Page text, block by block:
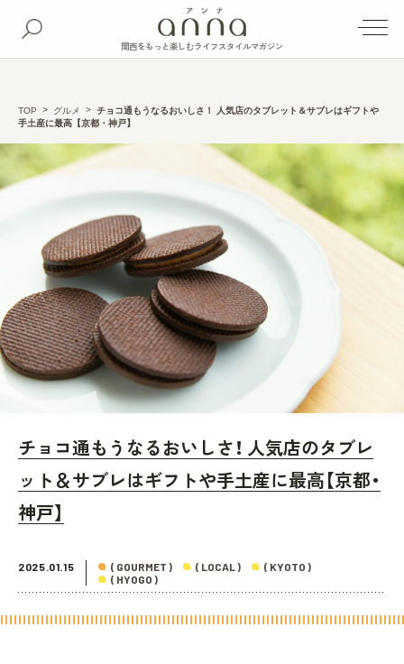
関西をもっと楽しむライフスタイルマガジン
TOP グルメ
チョコ通もうなるおいしさ！ 人気店のタブレット＆サブレはギフトや
手土産に最高【京都・神戸】
チョコ通もうなるおいしさ！ 人気店のタブレ
ット＆サブレはギフトや手土産に最高【京都・
神戸】
2025.01.15 ( GOURMET ) ( LOCAL )
( KYOTO )
( HYOGO )